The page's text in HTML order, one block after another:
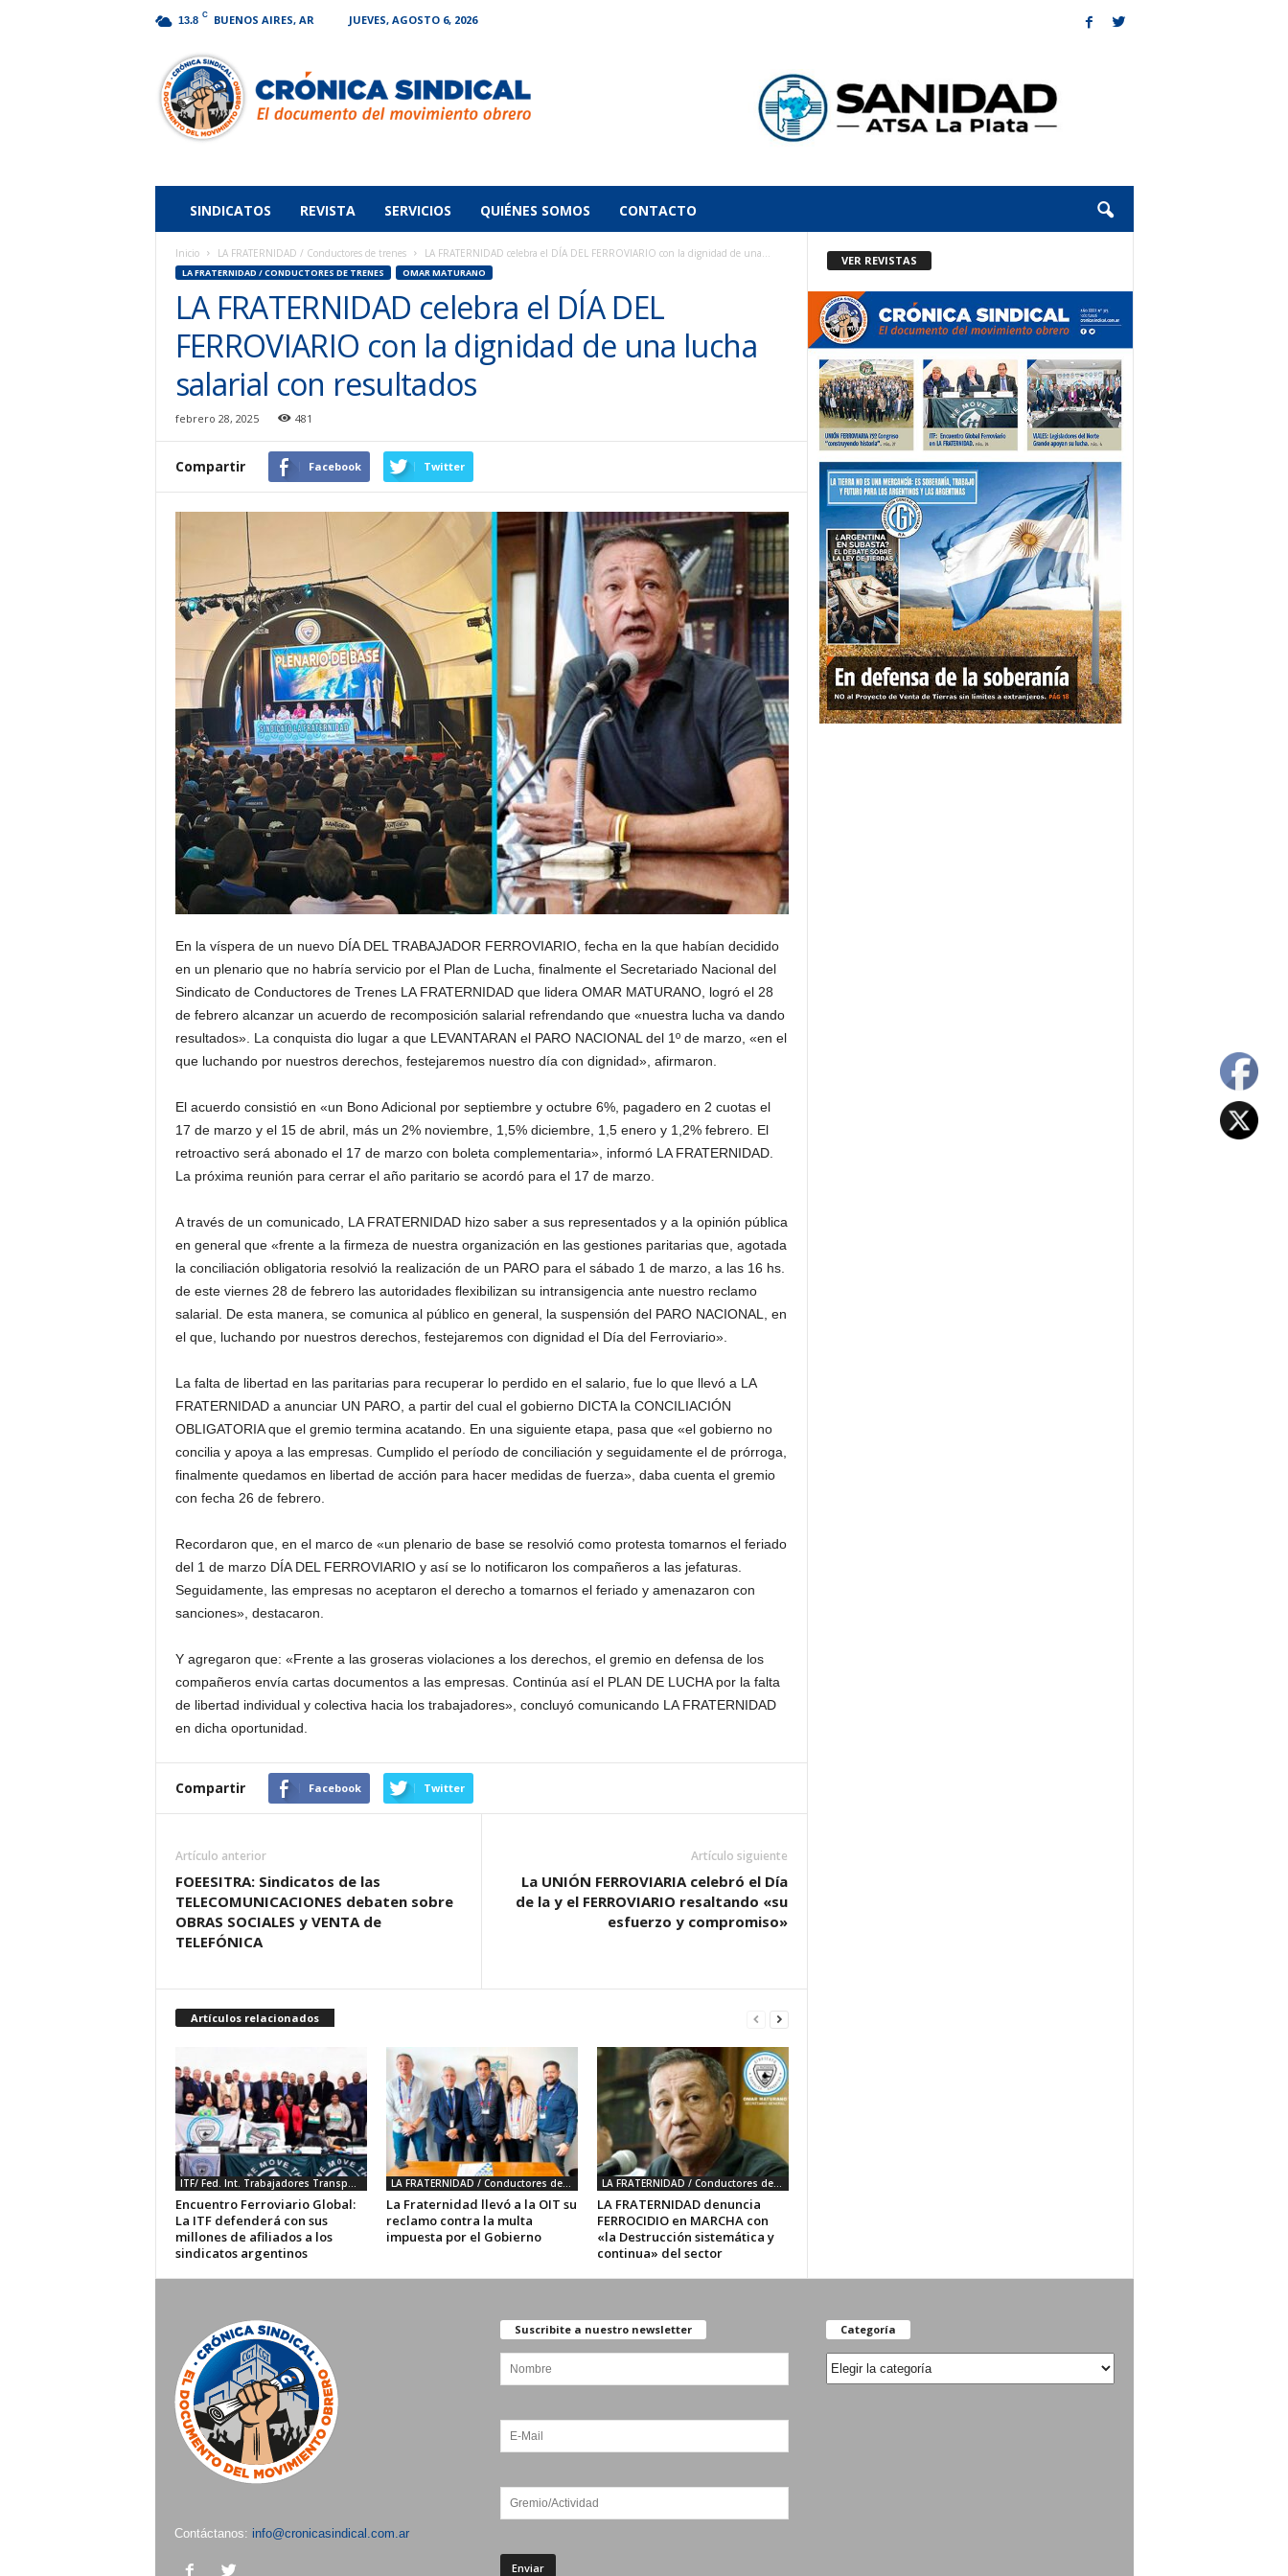
13.8 C BUENOS AIRES, AR JUEVES, AGOSTO 6, 2026
Sindical
SINDICATOS REVISTA SERVICIOS QUIÉNES SOMOS CONTACTO
Inicio LA FRATERNIDAD / Conductores de trenes LA FRATERNIDAD celebra el DÍA DEL FERROVIARIO con la dignidad de una...
LA FRATERNIDAD / CONDUCTORES DE TRENES OMAR MATURANO
LA FRATERNIDAD celebra el DÍA DEL
FERROVIARIO con la dignidad de una lucha
salarial con resultados
febrero 28, 2025 481
Compartir Facebook Twitter
En la víspera de un nuevo DÍA DEL TRABAJADOR FERROVIARIO, fecha en la que habían decidido
en un plenario que no habría servicio por el Plan de Lucha, finalmente el Secretariado Nacional del
Sindicato de Conductores de Trenes LA FRATERNIDAD que lidera OMAR MATURANO, logró el 28
de febrero alcanzar un acuerdo de recomposición salarial refrendando que «nuestra lucha va dando
resultados». La conquista dio lugar a que LEVANTARAN el PARO NACIONAL del 1º de marzo, «en el
que luchando por nuestros derechos, festejaremos nuestro día con dignidad», afirmaron.
El acuerdo consistió en «un Bono Adicional por septiembre y octubre 6%, pagadero en 2 cuotas el
17 de marzo y el 15 de abril, más un 2% noviembre, 1,5% diciembre, 1,5 enero y 1,2% febrero. El
retroactivo será abonado el 17 de marzo con boleta complementaria», informó LA FRATERNIDAD.
La próxima reunión para cerrar el año paritario se acordó para el 17 de marzo.
A través de un comunicado, LA FRATERNIDAD hizo saber a sus representados y a la opinión pública
en general que «frente a la firmeza de nuestra organización en las gestiones paritarias que, agotada
la conciliación obligatoria resolvió la realización de un PARO para el sábado 1 de marzo, a las 16 hs.
de este viernes 28 de febrero las autoridades flexibilizan su intransigencia ante nuestro reclamo
salarial. De esta manera, se comunica al público en general, la suspensión del PARO NACIONAL, en
el que, luchando por nuestros derechos, festejaremos con dignidad el Día del Ferroviario».
La falta de libertad en las paritarias para recuperar lo perdido en el salario, fue lo que llevó a LA
FRATERNIDAD a anunciar UN PARO, a partir del cual el gobierno DICTA la CONCILIACIÓN
OBLIGATORIA que el gremio termina acatando. En una siguiente etapa, pasa que «el gobierno no
concilia y apoya a las empresas. Cumplido el período de conciliación y seguidamente el de prórroga,
finalmente quedamos en libertad de acción para hacer medidas de fuerza», daba cuenta el gremio
con fecha 26 de febrero.
Recordaron que, en el marco de «un plenario de base se resolvió como protesta tomarnos el feriado
del 1 de marzo DÍA DEL FERROVIARIO y así se lo notificaron los compañeros a las jefaturas.
Seguidamente, las empresas no aceptaron el derecho a tomarnos el feriado y amenazaron con
sanciones», destacaron.
Y agregaron que: «Frente a las groseras violaciones a los derechos, el gremio en defensa de los
compañeros envía cartas documentos a las empresas. Continúa así el PLAN DE LUCHA por la falta
de libertad individual y colectiva hacia los trabajadores», concluyó comunicando LA FRATERNIDAD
en dicha oportunidad.
Compartir Facebook Twitter
Artículo anterior
FOEESITRA: Sindicatos de las
TELECOMUNICACIONES debaten sobre
OBRAS SOCIALES y VENTA de
TELEFÓNICA
Artículo siguiente
La UNIÓN FERROVIARIA celebró el Día
de la y el FERROVIARIO resaltando «su
esfuerzo y compromiso»
Artículos relacionados
ITF/ Fed. Int. Trabajadores Transporte
Encuentro Ferroviario Global:
La ITF defenderá con sus
millones de afiliados a los
sindicatos argentinos
LA FRATERNIDAD / Conductores de trenes
La Fraternidad llevó a la OIT su
reclamo contra la multa
impuesta por el Gobierno
LA FRATERNIDAD / Conductores de trenes
LA FRATERNIDAD denuncia
FERROCIDIO en MARCHA con
«la Destrucción sistemática y
continua» del sector
VER REVISTAS
Contáctanos: info@cronicasindical.com.ar
Suscribite a nuestro newsletter Categoría
Categoría